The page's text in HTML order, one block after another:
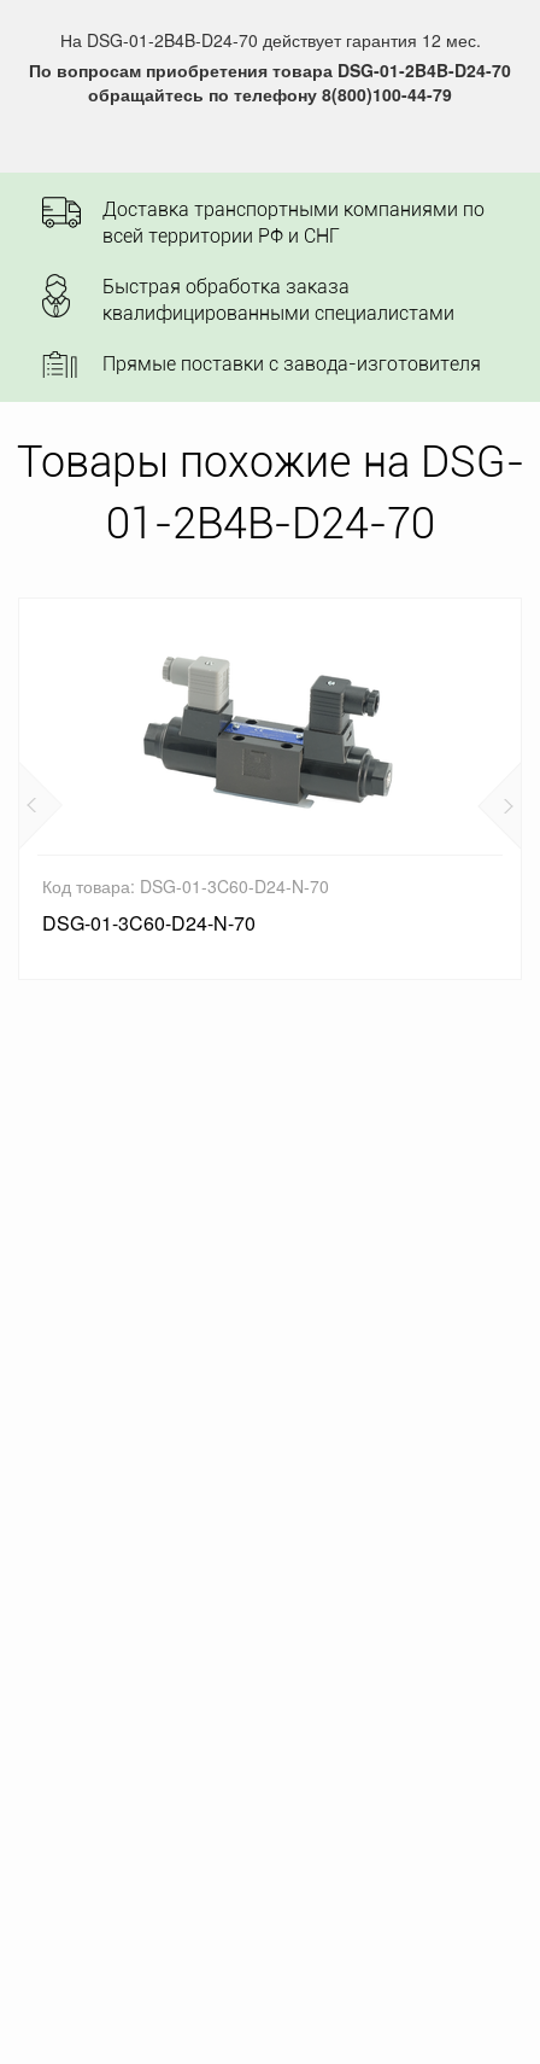
На DSG-01-2B4B-D24-70 действует гарантия 12 мес.
По вопросам приобретения товара DSG-01-2B4B-D24-70
обращайтесь по телефону 8(800)100-44-79
Доставка транспортными компаниями по
всей территории РФ и СНГ
Быстрая обработка заказа
квалифицированными специалистами
Прямые поставки с завода-изготовителя
Товары похожие на DSG-
01-2B4B-D24-70
Код товара: DSG-01-3C60-D24-N-70
DSG-01-3C60-D24-N-70